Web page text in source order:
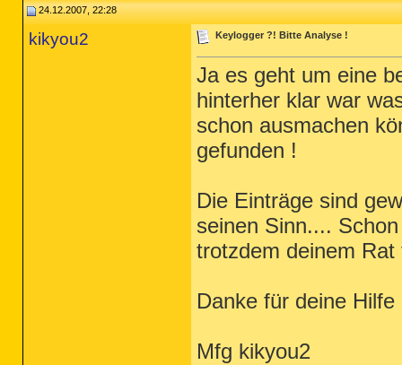
24.12.2007, 22:28
kikyou2 Keylogger ?! Bitte Analyse !
Ja es geht um eine
hinterher klar war
schon ausmachen
gefunden !
Die Einträge sind
seinen Sinn....
trotzdem deinem
Danke für deine Hilfe
Mfg kikyou2